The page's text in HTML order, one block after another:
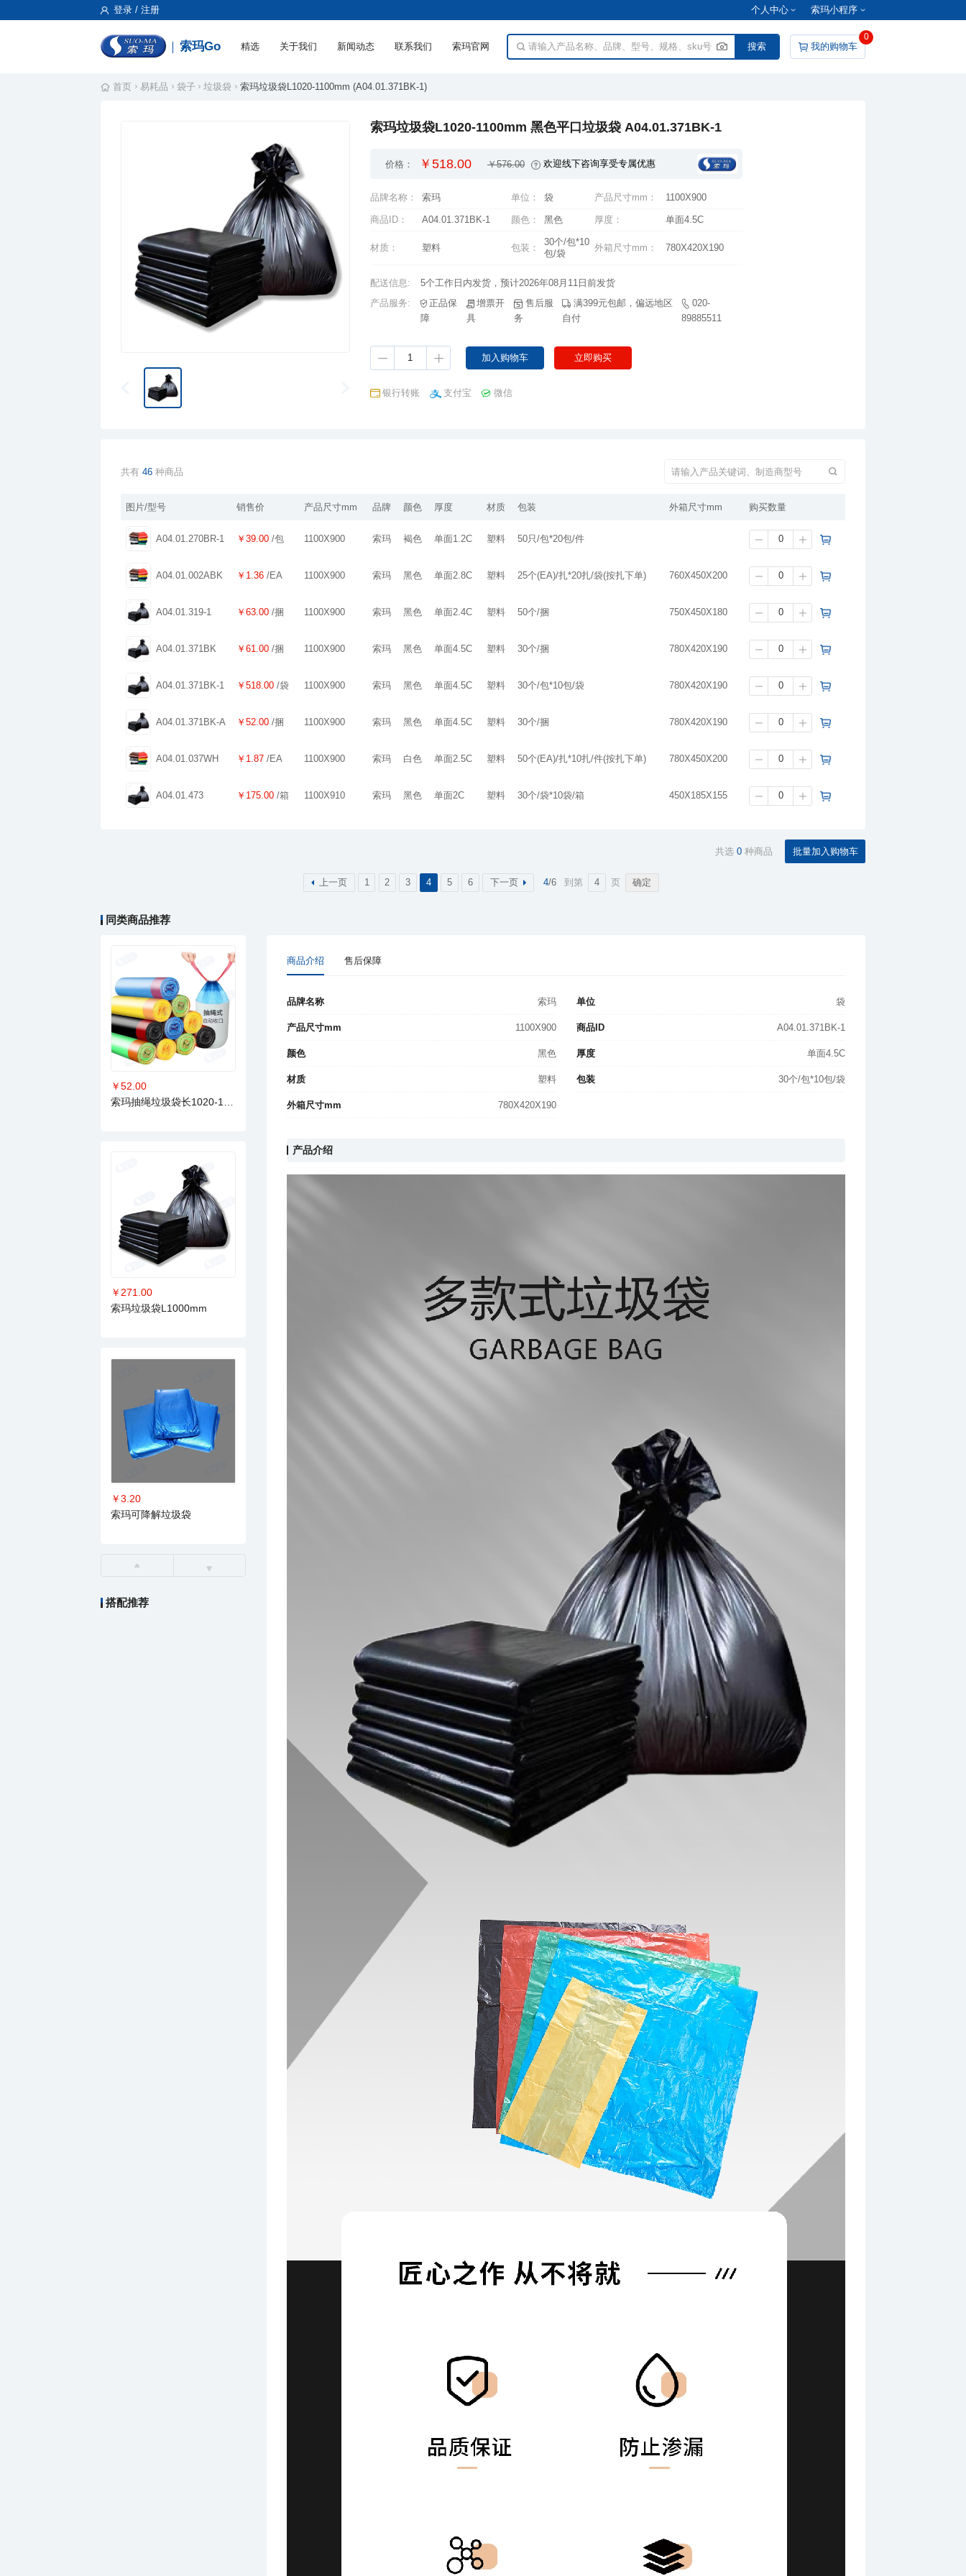
登录 / 注册 个人中心 索玛小程序
索玛Go 精选 关于我们 新闻动态 联系我们 索玛官网 我的购物车
0
首页 易耗品 袋子 垃圾袋 索玛垃圾袋L1020-1100mm (A04.01.371BK-1)
索玛垃圾袋L1020-1100mm 黑色平口垃圾袋 A04.01.371BK-1
价格： ￥518.00 ￥576.00 欢迎线下咨询享受专属优惠
品牌名称： 索玛 单位： 袋 产品尺寸mm： 1100X900
商品ID： A04.01.371BK-1 颜色： 黑色 厚度： 单面4.5C
材质： 塑料 包装：
包/袋
外箱尺寸mm： 780X420X190
配送信息:
5个工作日内发货，预计2026年08月11日前发货
产品服务:
障
具 务 自付 89885511
银行转账 支付宝 微信
共有 46 种商品
图片/型号 销售价 产品尺寸mm 品牌 颜色 厚度 材质 包装 外箱尺寸mm 购买数量
A04.01.270BR-1 ￥39.00 /包 1100X900 索玛 褐色 单面1.2C 塑料 50只/包*20包/件
A04.01.002ABK ￥1.36 /EA 1100X900 索玛 黑色 单面2.8C 塑料 25个(EA)/扎*20扎/袋(按扎下单) 760X450X200
A04.01.319-1 ￥63.00 /捆 1100X900 索玛 黑色 单面2.4C 塑料 50个/捆 750X450X180
A04.01.371BK ￥61.00 /捆 1100X900 索玛 黑色 单面4.5C 塑料 30个/捆 780X420X190
A04.01.371BK-1 ￥518.00 /袋 1100X900 索玛 黑色 单面4.5C 塑料 30个/包*10包/袋 780X420X190
A04.01.371BK-A ￥52.00 /捆 1100X900 索玛 黑色 单面4.5C 塑料 30个/捆 780X420X190
A04.01.037WH ￥1.87 /EA 1100X900 索玛 白色 单面2.5C 塑料 50个(EA)/扎*10扎/件(按扎下单) 780X450X200
A04.01.473 ￥175.00 /箱 1100X910 索玛 黑色 单面2C 塑料 30个/袋*10袋/箱 450X185X155
共选0 种商品
上一页 1 2 3 4 5 6 下一页 4/6 到第 页
同类商品推荐
￥52.00
索玛抽绳垃圾袋长1020-1400mm
￥271.00
索玛垃圾袋L1000mm
￥3.20
索玛可降解垃圾袋
搭配推荐
商品介绍 售后保障
品牌名称 索玛 单位 袋
产品尺寸mm 1100X900 商品ID A04.01.371BK-1
颜色 黑色 厚度 单面4.5C
材质 塑料 包装 30个/包*10包/袋
外箱尺寸mm 780X420X190
产品介绍